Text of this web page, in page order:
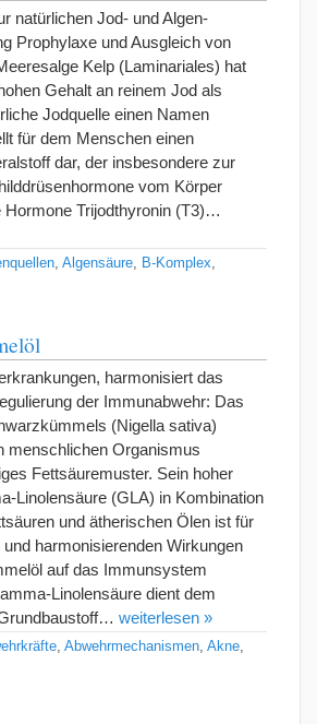
natürlichen Jod- und Algen-
Prophylaxe und Ausgleich von
Kelp (Laminariales) hat
Gehalt an reinem Jod als
Jodquelle einen Namen
für dem Menschen einen
dar, der insbesondere zur
vom Körper
Hormone Trijodthyronin (T3)…
Algensäure B-Komplex
harmonisiert das
der Immunabwehr: Das
(Nigella sativa)
menschlichen Organismus
Fettsäuremuster. Sein hoher
Linolensäure (GLA) in Kombination
und ätherischen Ölen ist für
harmonisierenden Wirkungen
auf das Immunsystem
Linolensäure dient dem
weiterlesen »
Abwehrmechanismen Akne